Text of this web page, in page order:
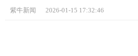
紫牛新闻 2026-01-15 17:32:46